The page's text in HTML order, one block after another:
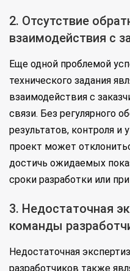
2. Отсутствие
взаимодействия с
Еще одной проблемой
технического задания
взаимодействия с
связи. Без регулярного
результатов, контроля и
проект может
достичь ожидаемых
сроки разработки или
3. Недостаточная
команды
Недостаточная
разработчиков также